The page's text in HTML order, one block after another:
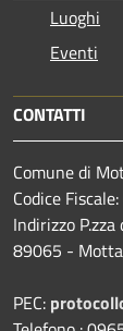
Luoghi
Eventi
CONTATTI
Comune di
Codice
Indirizzo
89065 -
PEC: